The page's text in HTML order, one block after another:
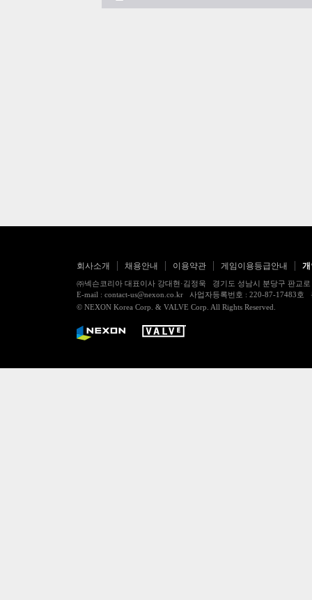
회사소개 채용안내 이용약관 게임이용등급안내
㈜넥슨코리아 대표이사 강대현·김정욱 경기도 성남시 분당구 판교
E-mail : contact-us@nexon.co.kr 사업자등록번호 : 220-87-17483
© NEXON Korea Corp. & VALVE Corp. All Rights Reserved.